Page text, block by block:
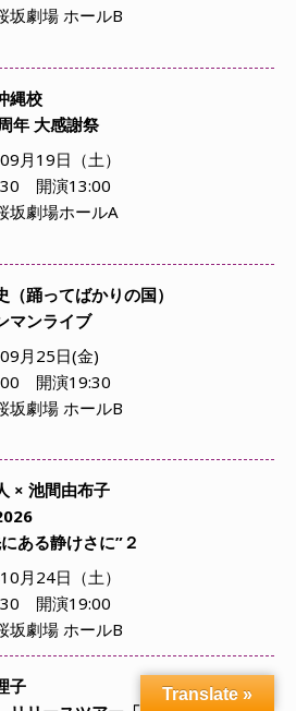
坂劇場 ホールB
縄校
年 大感謝祭
月19日（土）
開演13:00
坂劇場ホールA
（踊ってばかりの国）
マンライブ
月25日(金)
開演19:30
坂劇場 ホールB
× 池間由布子
ある静けさに”２
月24日（土）
開演19:00
坂劇場 ホールB
子
Translate »